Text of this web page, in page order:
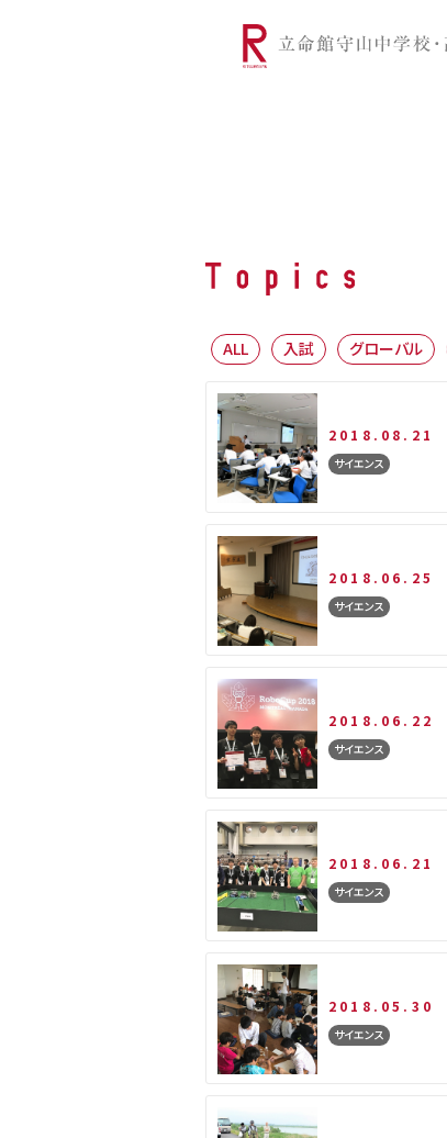
ALL 入試 グローバル
2018.08.21
サイエンス
2018.06.25
サイエンス
2018.06.22
サイエンス
2018.06.21
サイエンス
2018.05.30
サイエンス